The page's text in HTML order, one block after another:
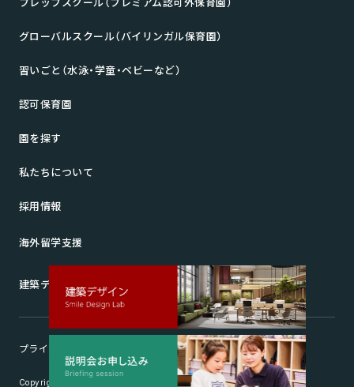
グローバルスクール（バイリンガル保育園）
習いごと（水泳・学童・ベビーなど）
認可保育園
園を探す
私たちについて
採用情報
海外留学支援
建築デザイン Smile Design Lab
プライバシーポリシー
Copyright© 2026 Smile Project INC.